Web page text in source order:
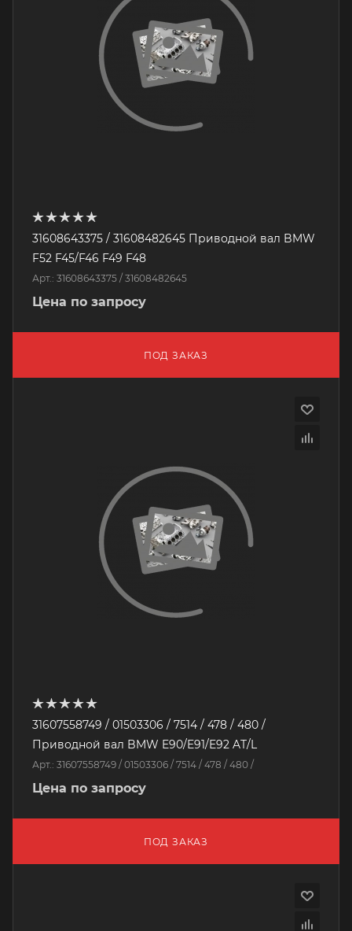
31608643375 / 31608482645 Приводной вал BMW
F52 F45/F46 F49 F48
Арт.: 31608643375 / 31608482645
Цена по запросу
ПОД ЗАКАЗ
31607558749 / 01503306 / 7514 / 478 / 480 /
Приводной вал BMW E90/E91/E92 AT/L
Арт.: 31607558749 / 01503306 / 7514 / 478 / 480 /
Цена по запросу
ПОД ЗАКАЗ